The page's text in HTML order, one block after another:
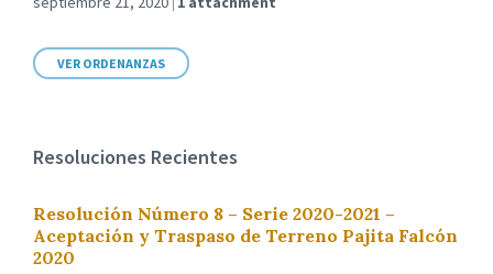
VER ORDENANZAS
Resoluciones Recientes
Resolución Número 8 – Serie 2020-2021 –
Aceptación y Traspaso de Terreno Pajita Falcón
2020